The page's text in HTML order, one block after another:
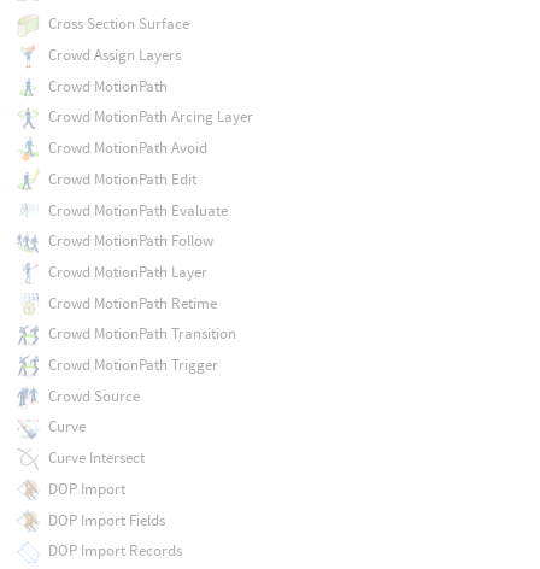
Cross Section Surface
Crowd Assign Layers
Crowd MotionPath
Crowd MotionPath Arcing Layer
Crowd MotionPath Avoid
Crowd MotionPath Edit
Crowd MotionPath Evaluate
Crowd MotionPath Follow
Crowd MotionPath Layer
Crowd MotionPath Retime
Crowd MotionPath Transition
Crowd MotionPath Trigger
Crowd Source
Curve
Curve Intersect
DOP Import
DOP Import Fields
DOP Import Records